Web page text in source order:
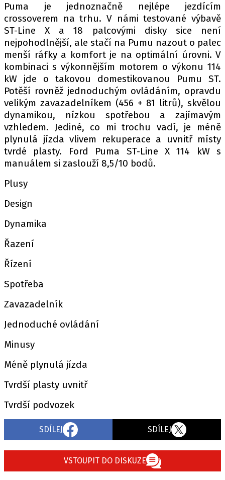
Puma je jednoznačně nejlépe jezdícím
crossoverem na trhu. V námi testované výbavě
ST-Line X a 18 palcovými disky sice není
nejpohodlnější, ale stačí na Pumu nazout o palec
menší ráfky a komfort je na optimální úrovni. V
kombinaci s výkonnějším motorem o výkonu 114
kW jde o takovou domestikovanou Pumu ST.
Potěší rovněž jednoduchým ovládáním, opravdu
velikým zavazadelníkem (456 + 81 litrů), skvělou
dynamikou, nízkou spotřebou a zajímavým
vzhledem. Jediné, co mi trochu vadí, je méně
plynulá jízda vlivem rekuperace a uvnitř místy
tvrdé plasty. Ford Puma ST-Line X 114 kW s
manuálem si zaslouží 8,5/10 bodů.
Plusy
Design
Dynamika
Řazení
Řízení
Spotřeba
Zavazadelník
Jednoduché ovládání
Minusy
Méně plynulá jízda
Tvrdší plasty uvnitř
Tvrdší podvozek
SDÍLEJ SDÍLEJ
VSTOUPIT DO DISKUZE